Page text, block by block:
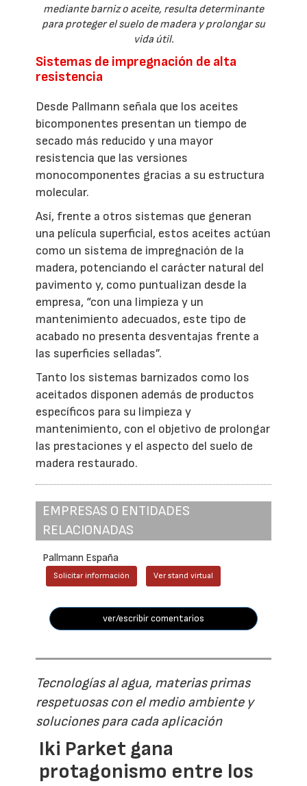
mediante barniz o aceite, resulta determinante
para proteger el suelo de madera y prolongar su
vida útil.
Sistemas de impregnación de alta
resistencia
Desde Pallmann señala que los aceites
bicomponentes presentan un tiempo de
secado más reducido y una mayor
resistencia que las versiones
monocomponentes gracias a su estructura
molecular.
Así, frente a otros sistemas que generan
una película superficial, estos aceites actúan
como un sistema de impregnación de la
madera, potenciando el carácter natural del
pavimento y, como puntualizan desde la
empresa, “con una limpieza y un
mantenimiento adecuados, este tipo de
acabado no presenta desventajas frente a
las superficies selladas”.
Tanto los sistemas barnizados como los
aceitados disponen además de productos
específicos para su limpieza y
mantenimiento, con el objetivo de prolongar
las prestaciones y el aspecto del suelo de
madera restaurado.
EMPRESAS O ENTIDADES
RELACIONADAS
Pallmann España
Solicitar información Ver stand virtual
ver/escribir comentarios
Tecnologías al agua, materias primas
respetuosas con el medio ambiente y
soluciones para cada aplicación
Iki Parket gana
protagonismo entre los